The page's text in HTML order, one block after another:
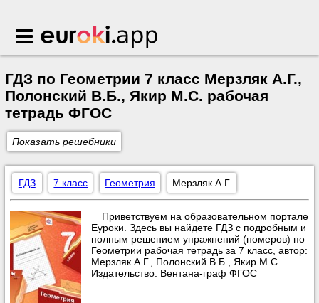
Euroki.app
ГДЗ по Геометрии 7 класс Мерзляк А.Г.,
Полонский В.Б., Якир М.С. рабочая
тетрадь ФГОС
Показать решебники
ГДЗ 7 класс Геометрия Мерзляк А.Г.
Приветствуем на образовательном портале
Еуроки. Здесь вы найдете ГДЗ с подробным и
полным решением упражнений (номеров) по
Геометрии рабочая тетрадь за 7 класс, автор:
Мерзляк А.Г., Полонский В.Б., Якир М.С.
Издательство: Вентана-граф ФГОС